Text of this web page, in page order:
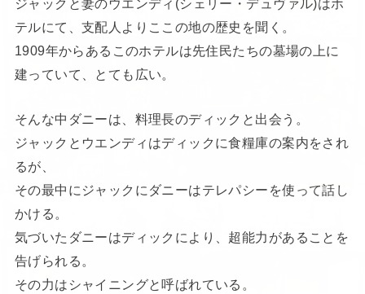
ジャックと妻のウエンディ(シェリー・デュヴァル)はホ
テルにて、支配人よりここの地の歴史を聞く。
1909年からあるこのホテルは先住民たちの墓場の上に
建っていて、とても広い。
そんな中ダニーは、料理長のディックと出会う。
ジャックとウエンディはディックに食糧庫の案内をされ
るが、
その最中にジャックにダニーはテレパシーを使って話し
かける。
気づいたダニーはディックにより、超能力があることを
告げられる。
その力はシャイニングと呼ばれている。